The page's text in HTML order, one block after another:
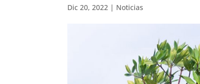
Dic 20, 2022 | Noticias